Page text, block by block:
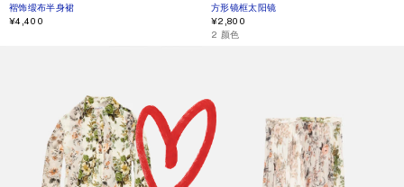
褶饰缎布半身裙
当前颜色： 冰蓝色
價格：¥4,400。
¥4,400
方形镜框太阳镜
当前颜色： 棕色/金色
價格：¥2,800。
¥2,800
,2 颜色